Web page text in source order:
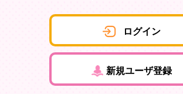
ログイン
新規ユーザ登録